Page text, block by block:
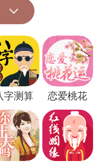
，无疑是一场心
们的消失，仿佛
面纱，让人不禁
怎样的力量和秘
超越了表面的符
自身内心世界的
实交汇处的深刻
字测算 恋爱桃花